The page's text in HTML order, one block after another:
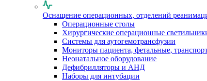
Оснащение операционных, отделений
Операционные столы
Хирургические операционные
Системы для аутогемотрансфузии
Мониторы пациента, фетальные,
Неонатальное оборудование
Дефибрилляторы и АНД
Наборы для интубации